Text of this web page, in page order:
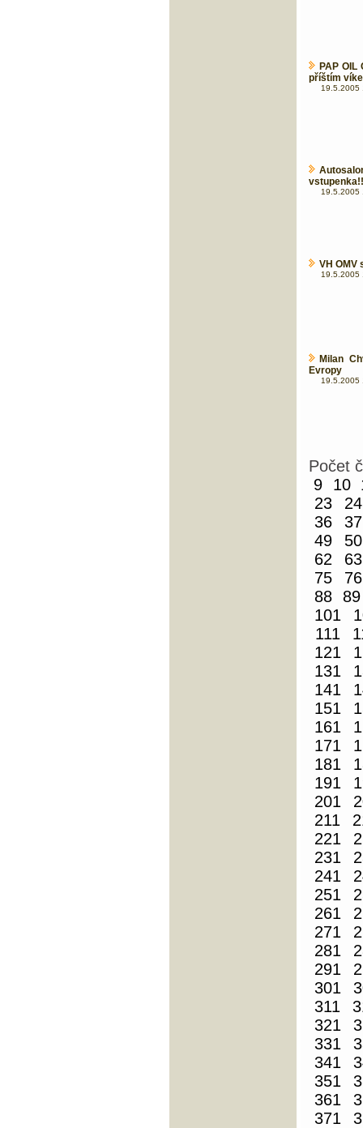
PAP
příštím
19.5.2005
vstupenka!!
19.5.2005
VH OMV
19.5.2005
Milan
Evropy
19.5.2005
Počet
9
10
23
24
36
37
49
50
62
63
75
76
88
89
101
111
121
131
141
151
161
171
181
191
201
211
221
231
241
251
261
271
281
291
301
311
321
331
341
351
361
371